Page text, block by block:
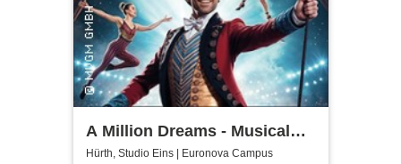
A Million Dreams - Musical
Circus Show
Hürth, Studio Eins | Euronova Campus